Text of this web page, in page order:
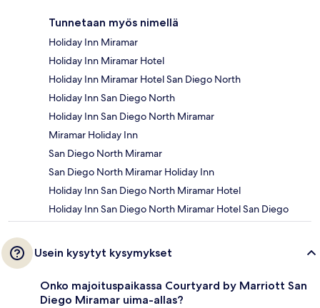
Tunnetaan myös nimellä
Holiday Inn Miramar
Holiday Inn Miramar Hotel
Holiday Inn Miramar Hotel San Diego North
Holiday Inn San Diego North
Holiday Inn San Diego North Miramar
Miramar Holiday Inn
San Diego North Miramar
San Diego North Miramar Holiday Inn
Holiday Inn San Diego North Miramar Hotel
Holiday Inn San Diego North Miramar Hotel San Diego
Usein kysytyt kysymykset
Onko majoituspaikassa Courtyard by Marriott San
Diego Miramar uima-allas?